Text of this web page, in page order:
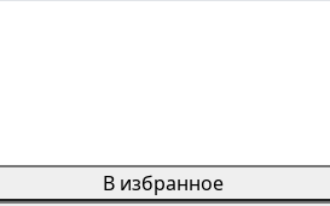
В избранное